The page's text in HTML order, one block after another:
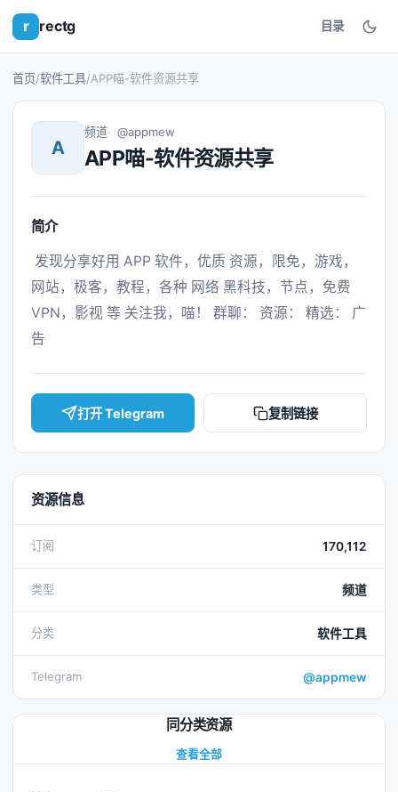
r rectg 目录
首页/软件工具/APP喵-软件资源共享
A
频道 @appmew
APP喵-软件资源共享
简介
网站，极客，教程，各种 网络 黑科技，节点，免费
VPN，影视 等 关注我，喵！ 群聊： 资源： 精选： 广
告
打开 Telegram 复制链接
资源信息
订阅 170,112
类型 频道
分类 软件工具
Telegram @appmew
同分类资源
查看全部